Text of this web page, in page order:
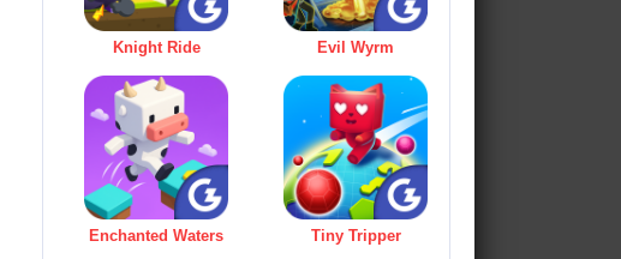
Knight Ride Evil Wyrm
Enchanted Waters Tiny Tripper